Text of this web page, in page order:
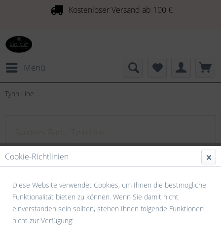
Kostenloser Versand ab 100 €
Menü
Tynn Line
weichen Eigenschaften von Baumwolle und Viskose,
Viskose kombiniert mit... mehr erfahren »
Cookie-Richtlinien
Diese Website verwendet Cookies, um Ihnen die bestmögliche
Funktionalität bieten zu können. Wenn Sie damit nicht
einverstanden sein sollten, stehen Ihnen folgende Funktionen
nicht zur Verfügung: